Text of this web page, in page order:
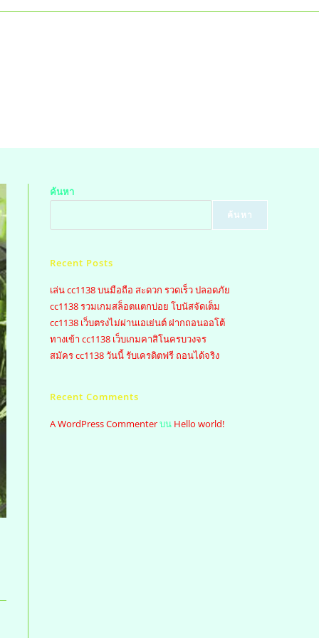
ค้นหา
ค้นหา
Recent Posts
เล่น cc1138 บนมือถือ สะดวก รวดเร็ว ปลอดภัย
cc1138 รวมเกมสล็อตแตกบ่อย โบนัสจัดเต็ม
cc1138 เว็บตรงไม่ผ่านเอเย่นต์ ฝากถอนออโต้
ทางเข้า cc1138 เว็บเกมคาสิโนครบวงจร
สมัคร cc1138 วันนี้ รับเครดิตฟรี ถอนได้จริง
Recent Comments
A WordPress Commenterบน Hello world!